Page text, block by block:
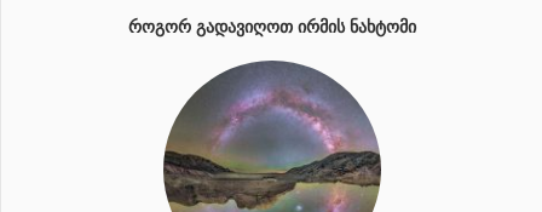
ᲠᲝᲒᲝᲠ ᲒᲐᲓᲐᲕᲘᲦᲝᲗ ᲘᲠᲛᲘᲡ ᲜᲐᲮᲢᲝᲛᲘ